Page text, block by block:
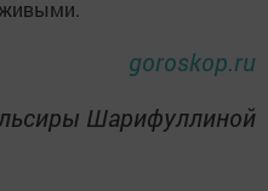
goroskop.ru
Шарифуллиной